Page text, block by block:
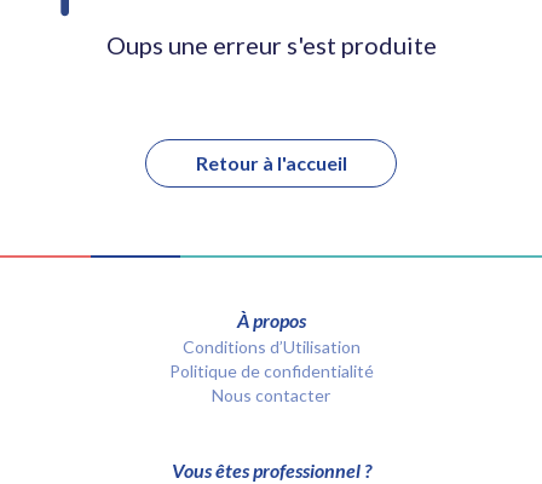
Oups une erreur s'est produite
Retour à l'accueil
À propos
Conditions d’Utilisation
Politique de confidentialité
Nous contacter
Vous êtes professionnel ?